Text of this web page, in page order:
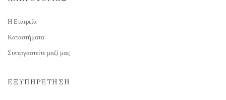
Η Εταιρεία
Καταστήματα
Συνεργαστείτε μαζί μας
ΕΞΥΠΗΡΕΤΗΣΗ